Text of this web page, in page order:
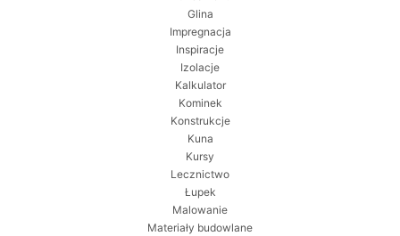
Glina
Impregnacja
Inspiracje
Izolacje
Kalkulator
Kominek
Konstrukcje
Kuna
Kursy
Lecznictwo
Łupek
Malowanie
Materiały budowlane